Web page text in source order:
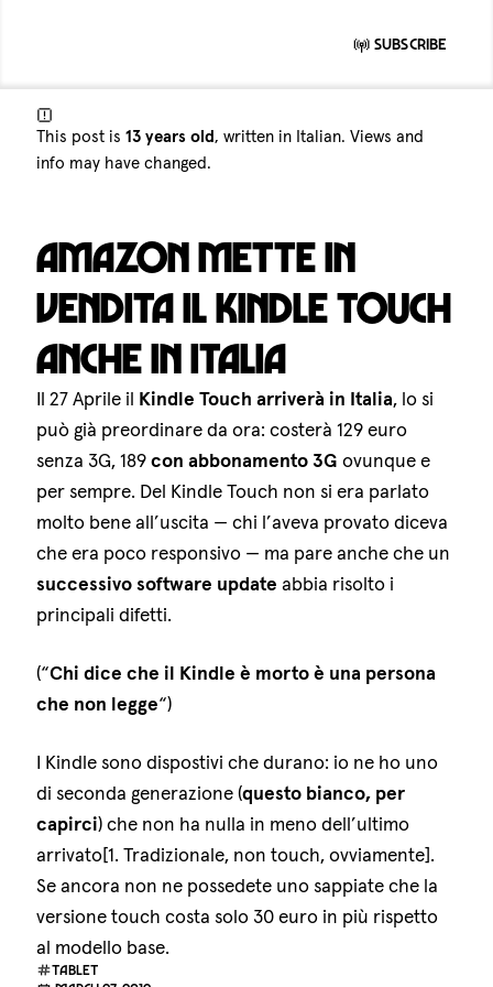
Subscribe
This post is13 years old, written in Italian. Views and
info may have changed.
Amazon mette in
vendita il Kindle Touch
anche in Italia
Il 27 Aprile il Kindle Touch arriverà in Italia, lo si
può già preordinare da ora: costerà 129 euro
senza 3G, 189con abbonamento 3G ovunque e
per sempre. Del Kindle Touch non si era parlato
molto bene all’uscita — chi l’aveva provato diceva
che era poco responsivo — ma pare anche che un
successivo software update abbia risolto i
principali difetti.
(“Chi dice che il Kindle è morto è una persona
che non legge“)
I Kindle sono dispostivi che durano: io ne ho uno
di seconda generazione (questo bianco, per
capirci) che non ha nulla in meno dell’ultimo
arrivato[1. Tradizionale, non touch, ovviamente].
Se ancora non ne possedete uno sappiate che la
versione touch costa solo 30 euro in più rispetto
al modello base.
tablet